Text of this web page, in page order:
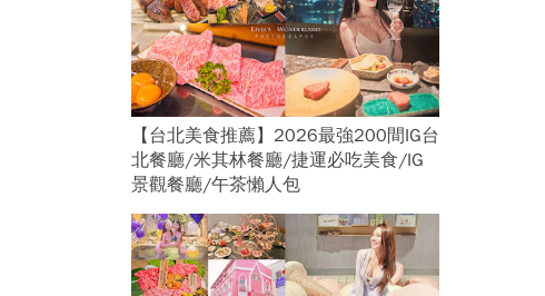
【台北美食推薦】2026最強200間IG台
北餐廳/米其林餐廳/捷運必吃美食/IG
景觀餐廳/午茶懶人包